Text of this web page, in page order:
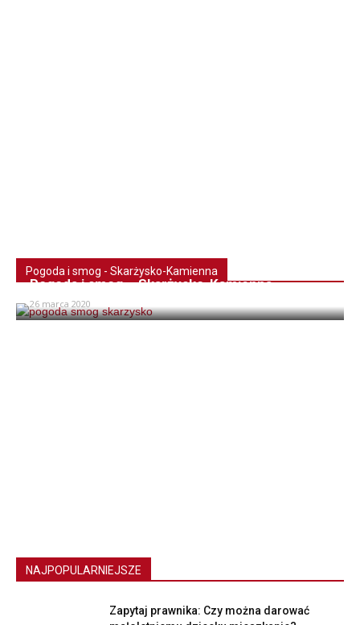
Pogoda i smog - Skarżysko-Kamienna
Pogoda i smog – Skarżysko-Kamienna
26 marca 2020
NAJPOPULARNIEJSZE
Zapytaj prawnika: Czy można darować